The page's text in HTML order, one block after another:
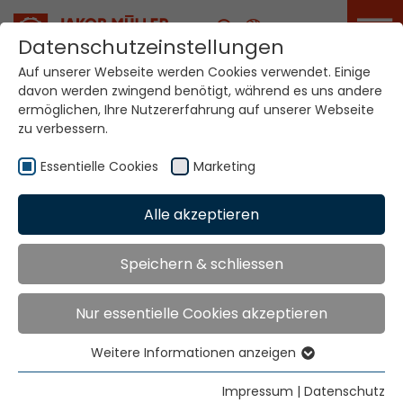
Karriere
Ihre Welt. Unsere
Technologien.
Home Kolumbien
Globale Präsenz
Rodolfo Schmid & Cía. Ltda.
Calle 14 Sur No. 43 A -74
(El Poblado)
Medellin
Datenschutzeinstellungen
Auf unserer Webseite werden Cookies verwendet. Einige
davon werden zwingend benötigt, während es uns andere
ermöglichen, Ihre Nutzererfahrung auf unserer Webseite
zu verbessern.
Essentielle Cookies Marketing
Alle akzeptieren
Speichern & schliessen
Nur essentielle Cookies akzeptieren
Essentielle Cookies
Essentielle Cookies werden für grundlegende
Weitere Informationen anzeigen
Impressum | Datenschutz